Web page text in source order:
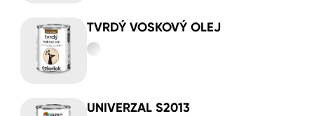
TVRDÝ VOSKOVÝ OLEJ
UNIVERZAL S2013